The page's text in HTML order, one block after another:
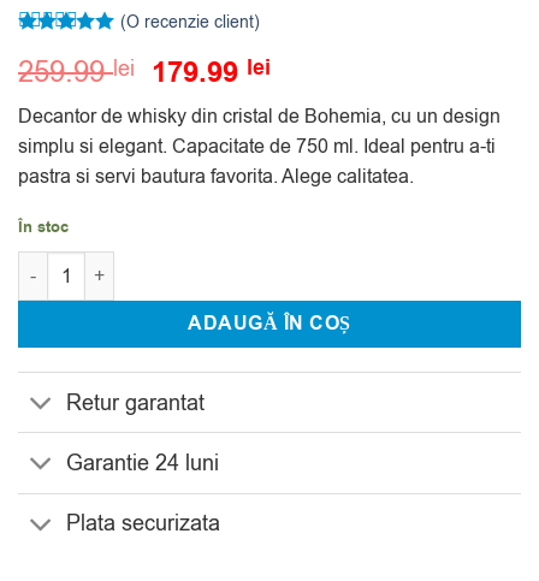
5din 5 pe
singure
evaluări
(O recenzie client)
259.99lei Prețul
inițial
a
fost:
259.99 lei.
179.99 lei
curent
este:
179.99 lei.
Decantor de whisky din cristal de Bohemia, cu un design
simplu si elegant. Capacitate de 750 ml. Ideal pentru a-ti
pastra si servi bautura favorita. Alege calitatea.
În stoc
Cantitate Decantor Whisky Cristal Bohemia Skyline 750 ml
ADAUGĂ ÎN COȘ
Retur garantat
Garantie 24 luni
Plata securizata